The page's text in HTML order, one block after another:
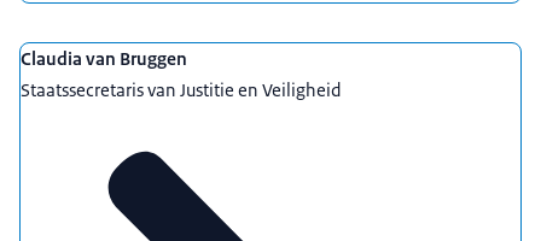
Claudia van Bruggen
Staatssecretaris van Justitie en Veiligheid